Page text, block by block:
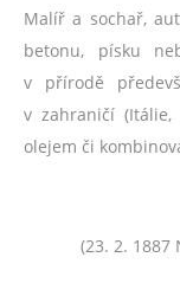
Malíř a sochař,
betonu, písku
v přírodě
v zahraničí
olejem či
(23. 2. 1887